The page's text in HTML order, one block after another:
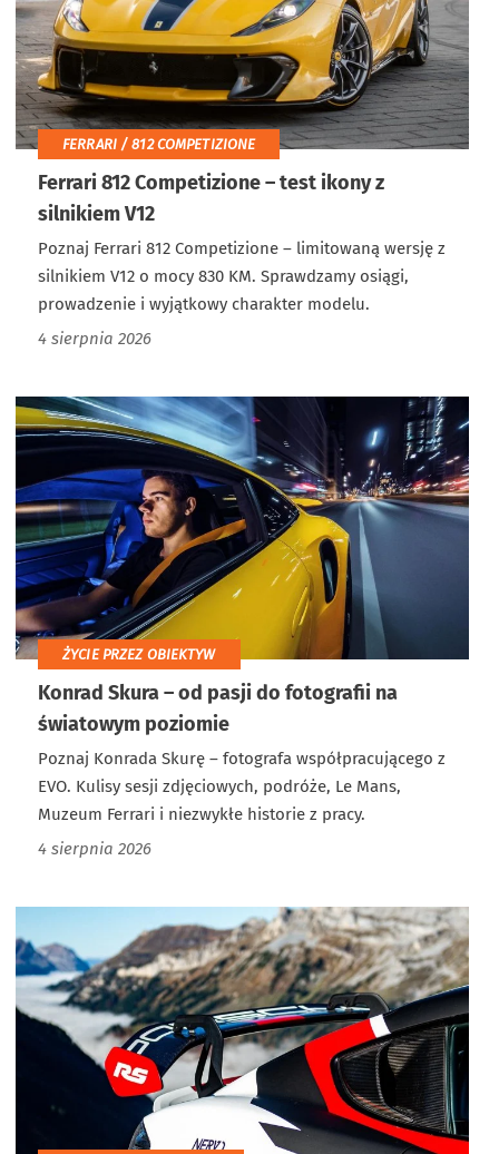
FERRARI / 812 COMPETIZIONE
Ferrari 812 Competizione – test ikony z
silnikiem V12
Poznaj Ferrari 812 Competizione – limitowaną wersję z
silnikiem V12 o mocy 830 KM. Sprawdzamy osiągi,
prowadzenie i wyjątkowy charakter modelu.
4 sierpnia 2026
ŻYCIE PRZEZ OBIEKTYW
Konrad Skura – od pasji do fotografii na
światowym poziomie
Poznaj Konrada Skurę – fotografa współpracującego z
EVO. Kulisy sesji zdjęciowych, podróże, Le Mans,
Muzeum Ferrari i niezwykłe historie z pracy.
4 sierpnia 2026